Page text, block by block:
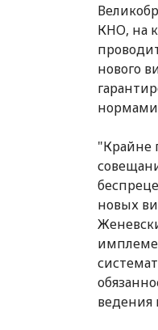
КНО, на
нового
"Крайне
новых
ведения